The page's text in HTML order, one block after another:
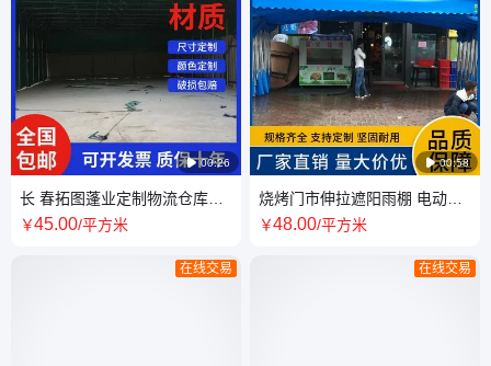
 00:26
长 春拓图蓬业定制物流仓库帐
篷移动推拉雨棚电动伸缩雨蓬
￥45.00/平方米
在线交易
 00:58
烧烤门市伸拉遮阳雨棚 电动雨
篷 可伸缩 可定制
￥48.00/平方米
在线交易